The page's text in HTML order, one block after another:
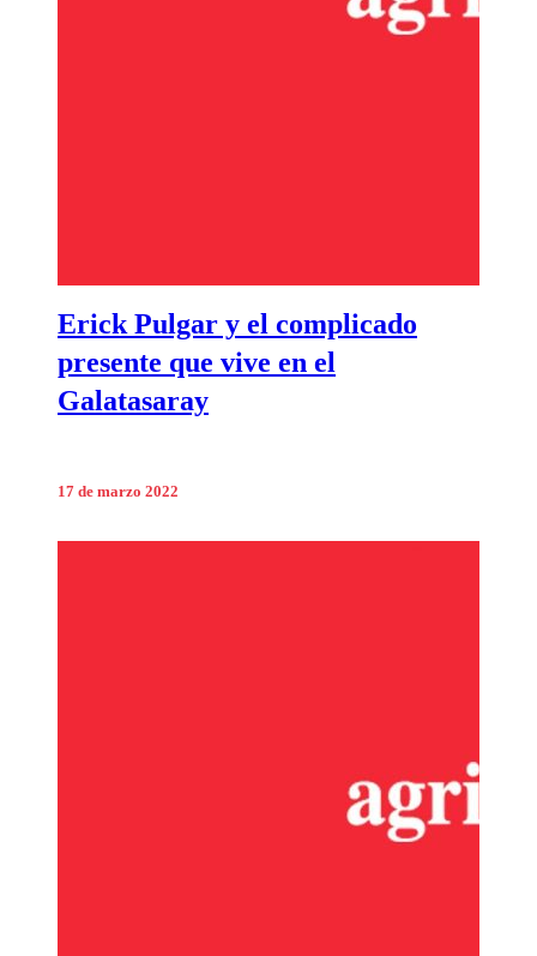
Erick Pulgar y el complicado
presente que vive en el
Galatasaray
17 de marzo 2022